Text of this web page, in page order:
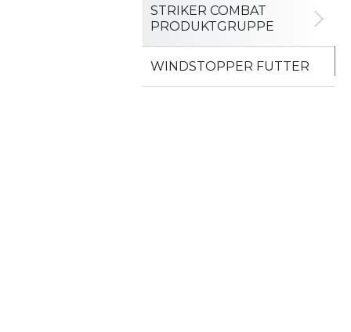
STRIKER COMBAT
PRODUKTGRUPPE
WINDSTOPPER FUTTER